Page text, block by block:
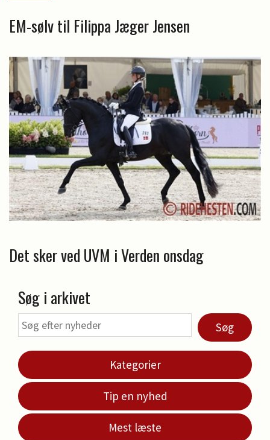
EM-sølv til Filippa Jæger Jensen
Det sker ved UVM i Verden onsdag
Søg i arkivet
Søg
Kategorier
Tip en nyhed
Mest læste